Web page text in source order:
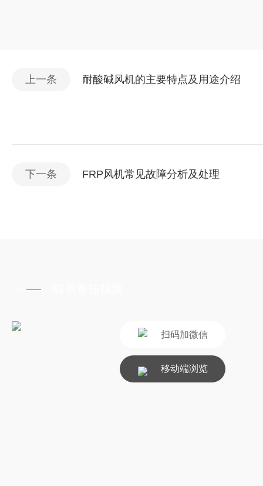
上一条 耐酸碱风机的主要特点及用途介绍
下一条 FRP风机常见故障分析及处理
扫码加微信
移动端浏览